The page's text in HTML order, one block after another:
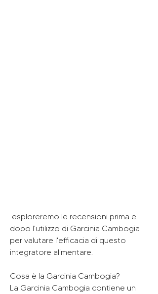
dopo l'utilizzo di Garcinia Cambogia
per valutare l'efficacia di questo
integratore alimentare.
Cosa è la Garcinia Cambogia?
La Garcinia Cambogia contiene un